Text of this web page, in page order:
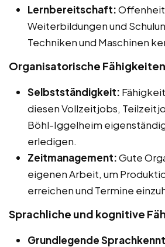
Lernbereitschaft:
Weiterbildungen und
Techniken und Maschinen
Organisatorische Fähigkeiten
Selbstständigkeit:
diesen Vollzeitjobs,
Böhl-Iggelheim
erledigen.
Zeitmanagement:Gute
eigenen Arbeit, um
erreichen und Termine
Sprachliche und kognitive
Grundlegende